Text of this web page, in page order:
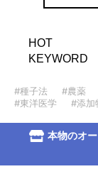
HOT
KEYWORD
#種子法 #農薬
#東洋医学
#添加
本物のオ